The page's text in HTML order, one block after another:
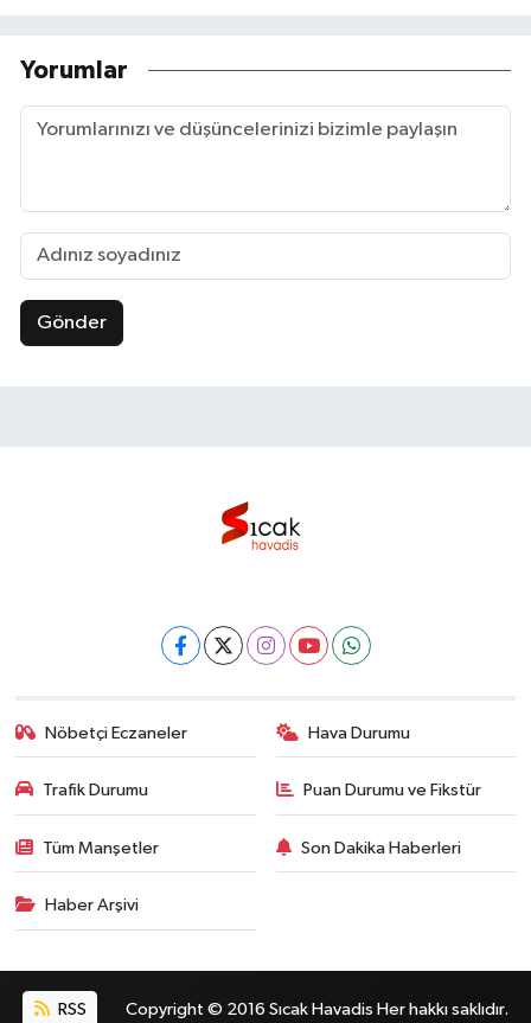
Yorumlar
Gönder
Nöbetçi Eczaneler Hava Durumu
Trafik Durumu Puan Durumu ve Fikstür
Tüm Manşetler Son Dakika Haberleri
Haber Arşivi
RSS Copyright © 2016 Sıcak Havadis Her hakkı saklıdır.